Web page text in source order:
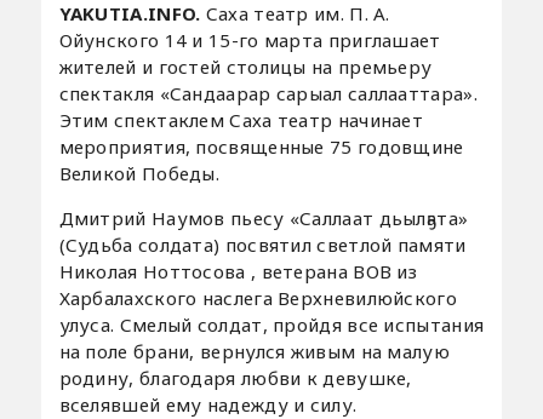
YAKUTIA.INFO. Саха театр им. П. А.
Ойунского 14 и 15-го марта приглашает
жителей и гостей столицы на премьеру
спектакля «Сандаарар сарыал саллааттара».
Этим спектаклем Саха театр начинает
мероприятия, посвященные 75 годовщине
Великой Победы.
Дмитрий Наумов пьесу «Саллаат дьылҕата»
(Судьба солдата) посвятил светлой памяти
Николая Ноттосова , ветерана ВОВ из
Харбалахского наслега Верхневилюйского
улуса. Смелый солдат, пройдя все испытания
на поле брани, вернулся живым на малую
родину, благодаря любви к девушке,
вселявшей ему надежду и силу.